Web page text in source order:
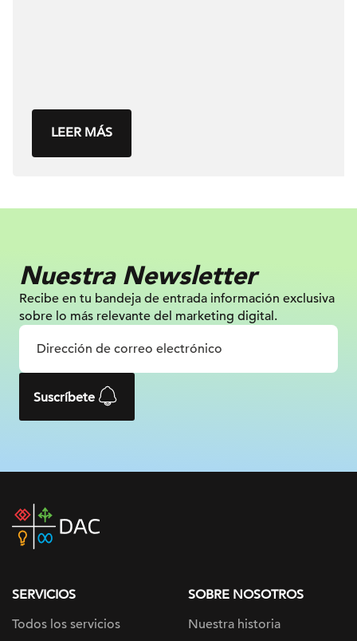
LEER MÁS
Nuestra Newsletter
Recibe en tu bandeja de entrada información exclusiva
sobre lo más relevante del marketing digital.
Suscríbete
home
SERVICIOS
Todos los servicios
SOBRE NOSOTROS
Nuestra historia